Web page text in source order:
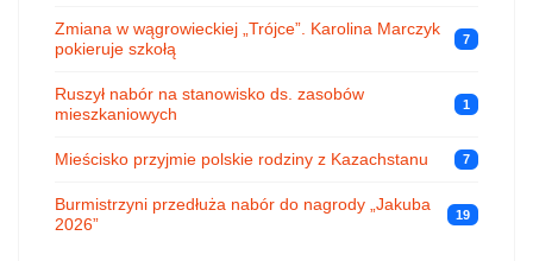
Zmiana w wągrowieckiej „Trójce”. Karolina Marczyk
pokieruje szkołą
7
Ruszył nabór na stanowisko ds. zasobów
mieszkaniowych
1
Mieścisko przyjmie polskie rodziny z Kazachstanu 7
Burmistrzyni przedłuża nabór do nagrody „Jakuba
2026”
19